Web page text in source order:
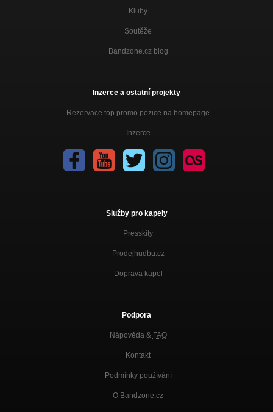
Kluby
Soutěže
Bandzone.cz blog
Inzerce a ostatní projekty
Rezervace top promo pozice na homepage
Inzerce
Služby pro kapely
Presskity
Prodejhudbu.cz
Doprava kapel
Podpora
Nápověda & FAQ
Kontakt
Podmínky používání
O Bandzone.cz